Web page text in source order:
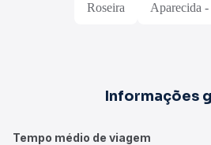
Roseira Aparecida
Informações
Tempo médio de viagem